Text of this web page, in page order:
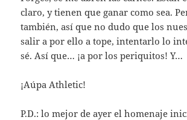
claro, y tienen que ganar como sea.
también, así que no dudo que los
salir a por ello a tope, intentarlo lo
sé. Así que… ¡a por los periquitos! Y…
¡Aúpa Athletic!
P.D.: lo mejor de ayer el homenaje